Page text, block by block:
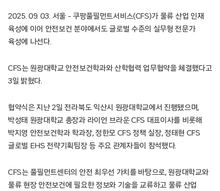
2025. 09. 03. 서울 – 쿠팡풀필먼트서비스(CFS)가 물류 산업 인재
육성에 이어 안전보건 분야에서도 글로벌 수준의 실무형 전문가
육성에 나선다.
CFS는 원광대학교 안전보건학과와 산학협력 업무협약을 체결했다고
3일 밝혔다.
협약식은 지난 2일 전라북도 익산시 원광대학교에서 진행됐으며,
박성태 원광대학교 총장과 라이언 브라운 CFS 대표이사를 비롯해
박지영 안전보건학과 학과장, 정한모 CFS 정책 실장, 정태현 CFS
글로벌 EHS 전략기획팀장 등 주요 관계자들이 참석했다.
CFS는 풀필먼트센터의 안전 최우선 가치를 바탕으로, 원광대학교와
물류 현장 안전보건에 필요한 정보와 기술을 교류하고 물류 산업